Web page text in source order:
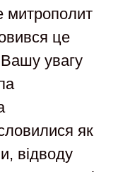
митрополит
це
увагу
як
відводу